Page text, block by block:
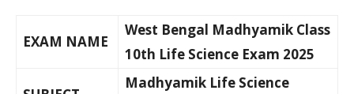
EXAM NAME
West Bengal Madhyamik Class
10th Life Science Exam 2025
Madhyamik Life Science